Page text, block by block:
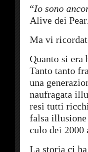
“Io sono
Alive dei
Ma vi
Quanto si
Tanto tanto
una
naufragata
resi tutti
falsa
culo dei 2000
La storia ci